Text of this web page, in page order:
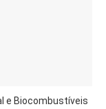
e Biocombustíveis